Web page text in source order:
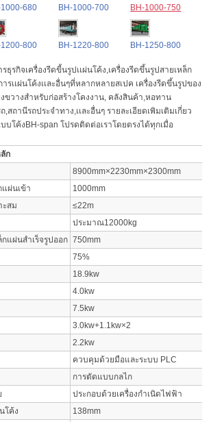
1000-680 BH-1000-700 BH-1000-750
1200-800 BH-1220-800 BH-1250-800
ธุรกิจเครื่องรีดขี้นรูปเเผ่นโค้ง,เครื่องรีดขึ้นรูปสายเหล็ก
รเเผ่นโค้งเเละอื่นๆที่หลากหลายสเปค เครื่องรีดขึ้นรูปของ
งขวางสำหรับก่อสร้างโคงงาน, คลังสินค้า,หอทาน
สถานีรถประจำทาง,เเละอื่นๆ รายละเอียดเพิมเติมเกี่ยว
บบโค้งBH-span โปรดติดต่อเราโดยตรงได้ทุกเมื่อ
ก
8900mm×2230mm×2300mm
ผ่นเข้า
1000mm
ะสม
≤22m
ประมาณ12000kg
แผ่นสำเร็จรูปออก 750mm
75%
18.9kw
4.0kw
7.5kw
3.0kw+1.1kw×2
2.2kw
ควบคุมด้วยมือและระบบ PLC
การตัดแบบกลไก
ประกอบด้วยเครื่องกำเนิดไฟฟ้า
โค้ง
138mm